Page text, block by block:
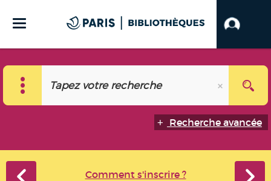
Recherche avancée
Comment s'inscrire ?